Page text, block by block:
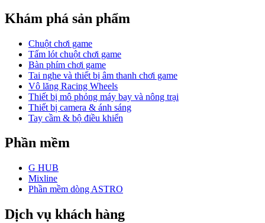
Khám phá sản phẩm
Chuột chơi game
Tấm lót chuột chơi game
Bàn phím chơi game
Tai nghe và thiết bị âm thanh chơi game
Vô lăng Racing Wheels
Thiết bị mô phỏng máy bay và nông trại
Thiết bị camera & ánh sáng
Tay cầm & bộ điều khiển
Phần mềm
G HUB
Mixline
Phần mềm dòng ASTRO
Dịch vụ khách hàng